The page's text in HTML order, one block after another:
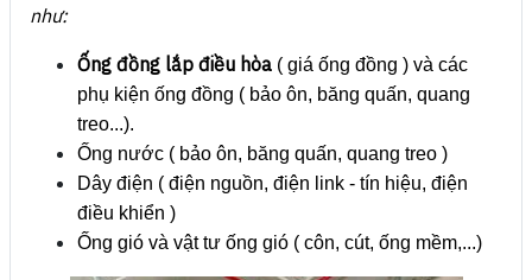
như:
Ống đồng lắp điều hòa ( giá ống đồng ) và các
phụ kiện ống đồng ( bảo ôn, băng quấn, quang
treo...).
Ống nước ( bảo ôn, băng quấn, quang treo )
Dây điện ( điện nguồn, điện link - tín hiệu, điện
điều khiển )
Ống gió và vật tư ống gió ( côn, cút, ống mềm,...)